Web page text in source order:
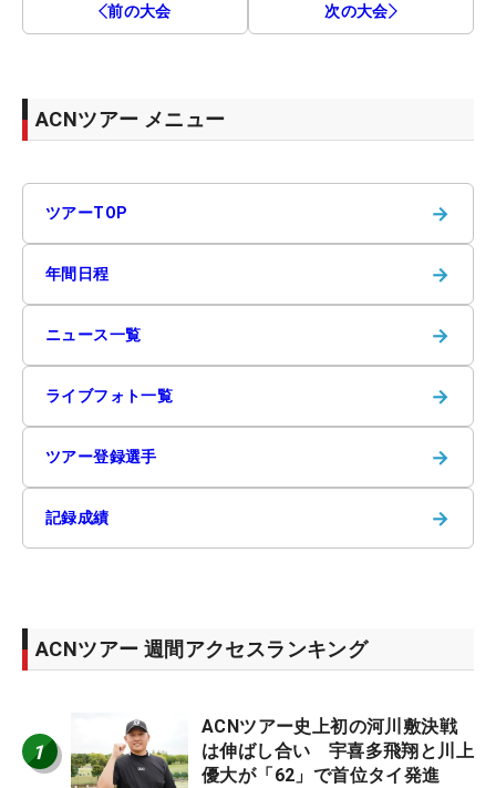
前の大会 次の大会
ACNツアー メニュー
ツアーTOP →
年間日程 →
ニュース一覧 →
ライブフォト一覧 →
ツアー登録選手 →
記録成績 →
ACNツアー 週間アクセスランキング
1
ACNツアー史上初の河川敷決戦
は伸ばし合い 宇喜多飛翔と川上
優大が「62」で首位タイ発進